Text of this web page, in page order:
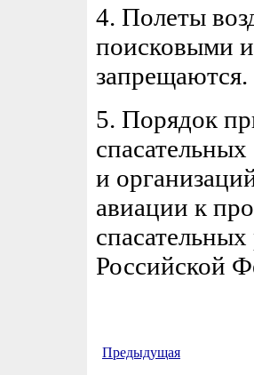
4. Полеты
поисковыми
запрещаются.
5. Порядок
и
авиации к
Российской
Предыдущая